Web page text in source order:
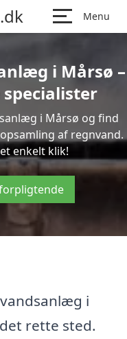
Menu
i Mårsø –
i Mårsø og find
af regnvand.
enkelt klik!
i
rette sted.